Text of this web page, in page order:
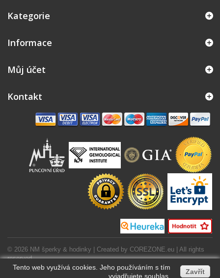
Kategorie
Informace
© 2026 NM šperky & hodinky | Created by COREZONE.eu | All rights
reserved.
Můj účet
Kontakt
Tento web využívá cookies. Jeho používáním s tím
vyjadřujete souhlas.
Zavřít